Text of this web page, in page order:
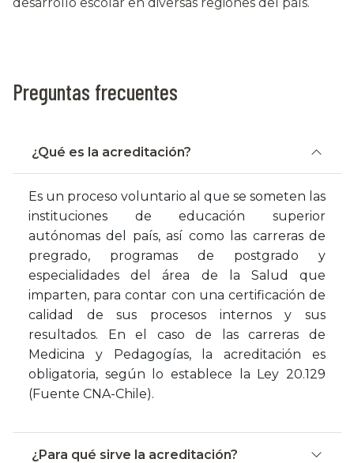
Preguntas frecuentes
¿Qué es la acreditación?
Es un proceso voluntario al que se someten las
instituciones de educación superior
autónomas del país, así como las carreras de
pregrado, programas de postgrado y
especialidades del área de la Salud que
imparten, para contar con una certificación de
calidad de sus procesos internos y sus
resultados. En el caso de las carreras de
Medicina y Pedagogías, la acreditación es
obligatoria, según lo establece la Ley 20.129
(Fuente CNA-Chile).
¿Para qué sirve la acreditación?